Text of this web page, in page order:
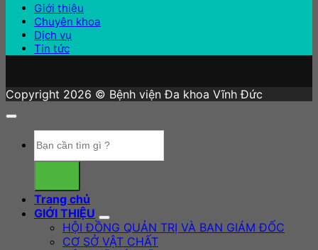
Giới thiệu
Chuyên khoa
Dịch vụ
Tin tức
Copyright 2026 © Bệnh viện Đa khoa Vĩnh Đức
Trang chủ
GIỚI THIỆU
HỘI ĐỒNG QUẢN TRỊ VÀ BAN GIÁM ĐỐC
CƠ SỞ VẬT CHẤT